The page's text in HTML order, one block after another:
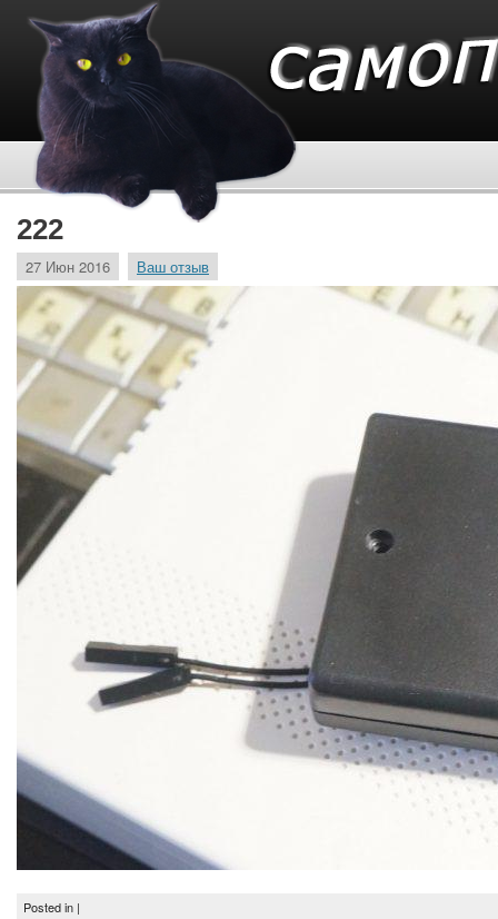
222
27 Июн 2016 Ваш отзыв
Posted in |